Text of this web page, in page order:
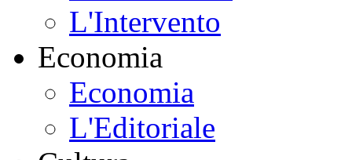
L'Intervento
Economia
Economia
L'Editoriale